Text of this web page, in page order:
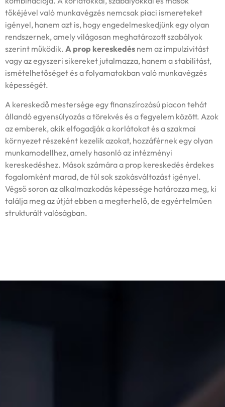
tőkéjével való munkavégzés nemcsak piaci ismereteket
igényel, hanem azt is, hogy engedelmeskedjünk egy olyan
rendszernek, amely világosan meghatározott szabályok
szerint működik. A prop kereskedés nem az impulzivitást
vagy az egyszeri sikereket jutalmazza, hanem a stabilitást,
ismételhetőséget és a folyamatokban való munkavégzés
képességét.
A kereskedő mestersége egy finanszírozású piacon tehát
állandó egyensúlyozás a törekvés és a fegyelem között. Azok
az emberek, akik elfogadják a korlátokat és a szakmai
környezet részeként kezelik azokat, hozzáférnek egy olyan
munkamodellhez, amely hasonló az intézményi
kereskedéshez. Mások számára a prop kereskedés érdekes
fogalomként marad, de túl sok szokásváltozást igényel.
Végső soron az alkalmazkodás képessége határozza meg, ki
találja meg az útját ebben a megterhelő, de egyértelműen
strukturált valóságban.